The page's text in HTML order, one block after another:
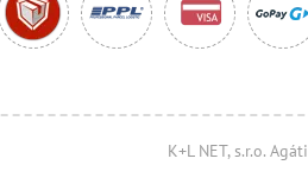
K+L NET, s.r.o.